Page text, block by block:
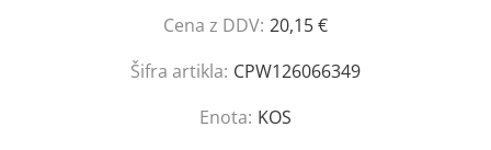
Cena z DDV: 20,15 €
Šifra artikla: CPW126066349
Enota: KOS